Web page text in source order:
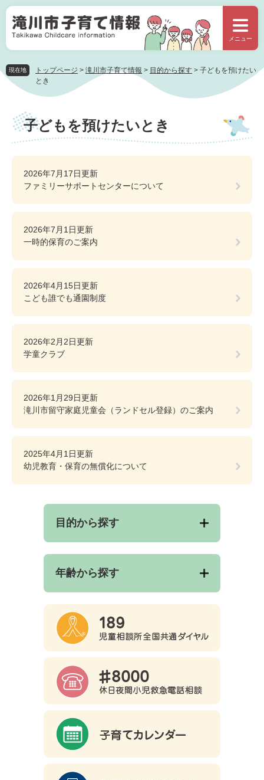
ペ
の
頭
で
メ
ー
飛
ば
メニュー
現在地 トップページ > 滝川市子育て情報 > 目的から探す > 子どもを預けたい
とき
本
文 子どもを預けたいとき
2026年7月17日更新
ファミリーサポートセンターについて
2026年7月1日更新
一時的保育のご案内
2026年4月15日更新
こども誰でも通園制度
2026年2月2日更新
学童クラブ
2026年1月29日更新
滝川市留守家庭児童会（ランドセル登録）のご案内
2025年4月1日更新
幼児教育・保育の無償化について
目的から探す
年齢から探す